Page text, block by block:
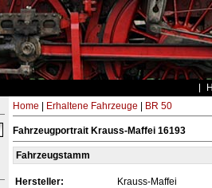
Home Erhaltene Fahrzeuge BR 50
Fahrzeugportrait Krauss-Maffei 16193
Fahrzeugstamm
Hersteller:
Krauss-Maffei